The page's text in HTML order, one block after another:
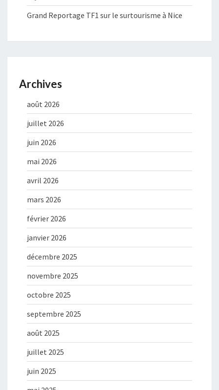
Grand Reportage TF1 sur le surtourisme à Nice
Archives
août 2026
juillet 2026
juin 2026
mai 2026
avril 2026
mars 2026
février 2026
janvier 2026
décembre 2025
novembre 2025
octobre 2025
septembre 2025
août 2025
juillet 2025
juin 2025